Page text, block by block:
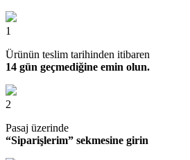
1
Ürünün teslim tarihinden itibaren
14 gün geçmediğine emin olun.
2
Pasaj üzerinde
“Siparişlerim” sekmesine girin